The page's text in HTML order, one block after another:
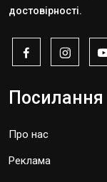
достовірності.
Посилання
Про нас
Реклама